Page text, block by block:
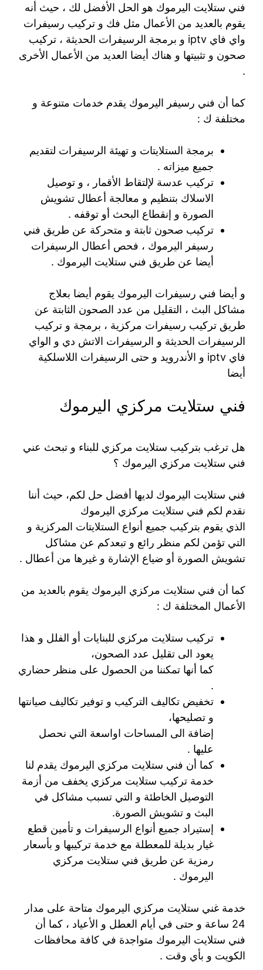
فني ستلايت اليرموك هو الحل الأفضل لك ، حيث أنه
يقوم بالعديد من الأعمال مثل فك و تركيب رسيفرات
واي فاي iptv و برمجة الرسيفرات الحديثة ، تركيب
صحون و تثبيتها و هناك أيضا العديد من الأعمال الأخرى
.
كما أن فني رسيفر اليرموك يقدم خدمات متنوعة و
مختلفة ك :
برمجة الستلايتات و تهيئة الرسيفرات لتقديم
جميع ميزاته .
تركيب عدسة لإلتقاط الأقمار ، و توصيل
الاسلاك بتنظيم و معالجة أعطال تشويش
الصورة و إنقطاع البحث أو توقفه .
تركيب صحون ثابتة و متحركة عن طريق فني
رسيفر اليرموك ، فحص أعطال الرسيفرات
أيضا عن طريق فني ستلايت اليرموك .
و أيضا فني رسيفرات اليرموك يقوم أيضا بعلاج
مشاكل البث ، التقليل من عدد الصحون الثابتة عن
طريق تركيب رسيفرات مركزية ، برمجة و تركيب
الرسيفرات الحديثة و الرسيفرات الاتش دي و الواي
فاي iptv و الأندرويد و حتى الرسيفرات اللاسلكية
أيضا
فني ستلايت مركزي اليرموك
هل ترغب بتركيب ستلايت مركزي للبناء و تبحث عني
فني ستلايت مركزي اليرموك ؟
فني ستلايت اليرموك لديها أفضل حل لكم، حيث أننا
نقدم لكم فني ستلايت مركزي اليرموك
الذي يقوم بتركيب جميع أنواع الستلايتات المركزية و
التي تؤمن لكم منظر رائع و تبعدكم عن مشاكل
تشويش الصورة أو ضياع الإشارة و غيرها من أعطال .
كما أن فني ستلايت مركزي اليرموك يقوم بالعديد من
الأعمال المختلفة ك :
تركيب ستلايت مركزي للبنايات أو الفلل و هذا
يعود الى تقليل عدد الصحون،
كما أنها تمكننا من الحصول على منظر حضاري
.
تخفيض تكاليف التركيب و توفير تكاليف صيانتها
و تصليحها،
إضافة الى المساحات اواسعة التي نحصل
عليها .
كما أن فني ستلايت مركزي اليرموك يقدم لنا
خدمة تركيب ستلايت مركزي يخفف من أزمة
التوصيل الخاطئة و التي تسبب مشاكل في
البث و تشويش الصورة.
إستيراد جميع أنواع الرسيفرات و تأمين قطع
غيار بديلة للمعطلة مع خدمة تركيبها و بأسعار
رمزية عن طريق فني ستلايت مركزي
اليرموك .
خدمة غني ستلايت مركزي اليرموك متاحة على مدار
24 ساعة و حتى في أيام العطل و الأعياد ، كما أن
فني ستلايت اليرموك متواجدة في كافة محافظات
الكويت و بأي وقت .